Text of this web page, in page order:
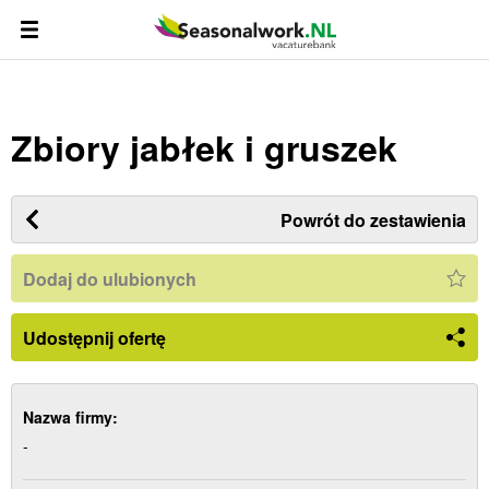
Zbiory jabłek i gruszek
Powrót do zestawienia
Dodaj do ulubionych
Udostępnij ofertę
Nazwa firmy:
-